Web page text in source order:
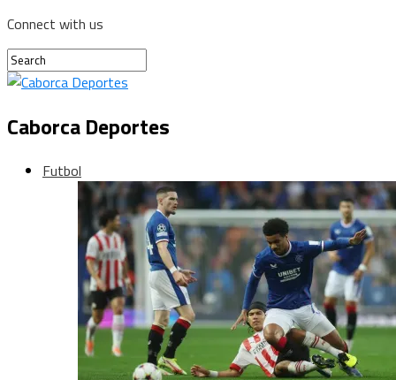
Connect with us
Caborca Deportes
Futbol